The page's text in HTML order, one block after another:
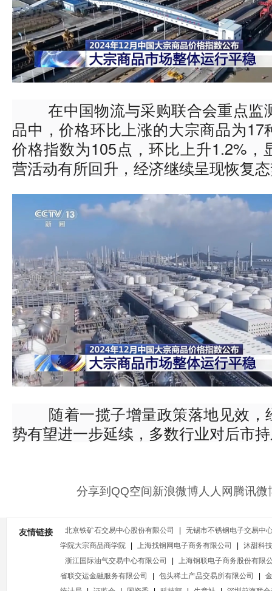
在中国物流与采购联合会重点监
品中，价格环比上涨的大宗商品为17
价格指数为105点，环比上升1.2%，
营活动有所回升，经济继续呈现恢复
随着一揽子增量政策落地见效，
势有望进一步延续，多数行业对后市
分享到 QQ空间新浪微博人人网腾讯微
友情链接 北京铁矿石交易中心股份有限公司 |
无锡市不锈钢电子交易中
学院大宗商品商学院
| 上海找钢网电子商务有限公司 |
沐甜科技
浙江国际油气交易中心有限公司
|
上海钢联电子商务股份有限
省联交运金融服务有限公司
| 包头稀土产品交易所有限公司 |